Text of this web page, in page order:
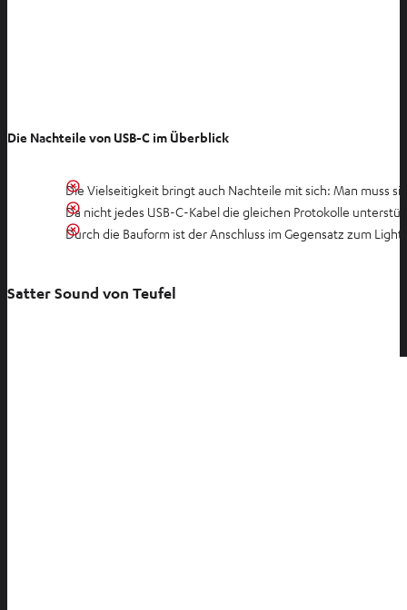
Die Nachteile von USB-C im Überblick
Die Vielseitigkeit bringt auch Nachteile mit sich: Man muss
Da nicht jedes USB-C-Kabel die gleichen Protokolle
Durch die Bauform ist der Anschluss im Gegensatz zum
Satter Sound von Teufel